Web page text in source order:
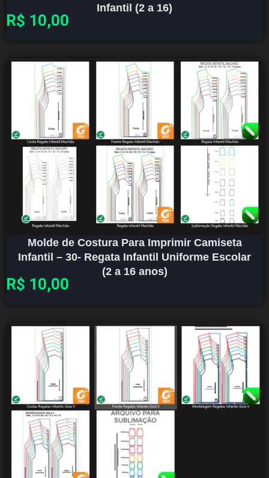
Infantil (2 a 16)
R$ 10,00
Molde de Costura Para Imprimir Camiseta
Infantil – 30- Regata Infantil Uniforme Escolar
(2 a 16 anos)
R$ 10,00